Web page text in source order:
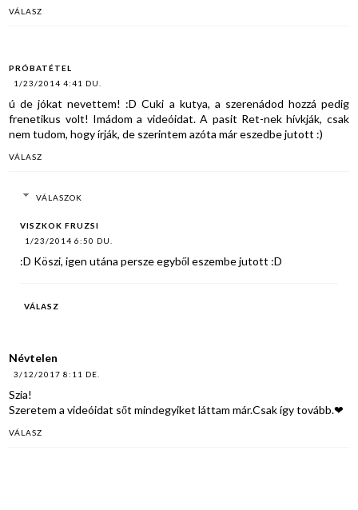
VÁLASZ
PRÓBATÉTEL
1/23/2014 4:41 DU.
ú de jókat nevettem! :D Cuki a kutya, a szerenádod hozzá pedig
frenetikus volt! Imádom a videóidat. A pasit Ret-nek hívkják, csak
nem tudom, hogy írják, de szerintem azóta már eszedbe jutott :)
VÁLASZ
VÁLASZOK
VISZKOK FRUZSI
1/23/2014 6:50 DU.
:D Köszi, igen utána persze egyből eszembe jutott :D
VÁLASZ
Névtelen
3/12/2017 8:11 DE.
Szia!
Szeretem a videóidat sőt mindegyiket láttam már.Csak így tovább.❤
VÁLASZ